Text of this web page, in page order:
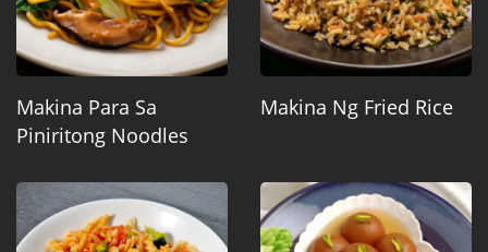
Makina Para Sa
Piniritong Noodles
Makina Ng Fried Rice